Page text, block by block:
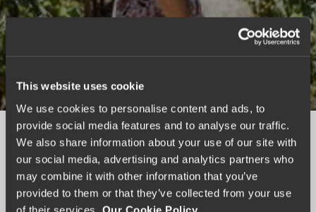
This website uses cookie
We use cookies to personalise content and ads, to
provide social media features and to analyse our traffic.
We also share information about your use of our site with
our social media, advertising and analytics partners who
may combine it with other information that you’ve
provided to them or that they’ve collected from your use
of their services. Our Cookie Policy.
Paseos pedestres